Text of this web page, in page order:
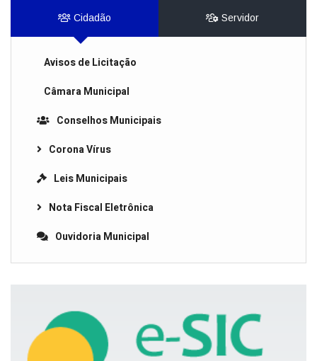
Cidadão Servidor
Avisos de Licitação
Câmara Municipal
Conselhos Municipais
Corona Vírus
Leis Municipais
Nota Fiscal Eletrônica
Ouvidoria Municipal